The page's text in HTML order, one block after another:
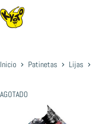
Saltar
al
contenido
Inicio Patinetas Lijas
AGOTADO